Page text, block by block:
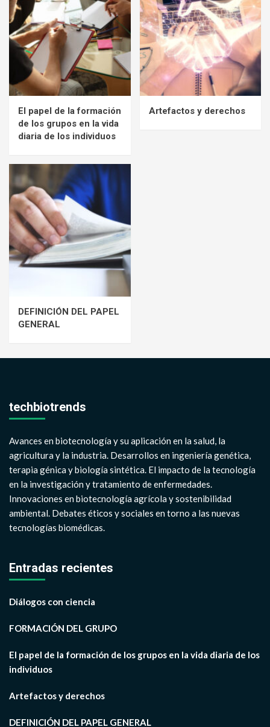
El papel de la formación
de los grupos en la vida
diaria de los individuos
Artefactos y derechos
DEFINICIÓN DEL PAPEL
GENERAL
techbiotrends
Avances en biotecnología y su aplicación en la salud, la
agricultura y la industria. Desarrollos en ingeniería genética,
terapia génica y biología sintética. El impacto de la tecnología
en la investigación y tratamiento de enfermedades.
Innovaciones en biotecnología agrícola y sostenibilidad
ambiental. Debates éticos y sociales en torno a las nuevas
tecnologías biomédicas.
Entradas recientes
Diálogos con ciencia
FORMACIÓN DEL GRUPO
El papel de la formación de los grupos en la vida diaria de los
individuos
Artefactos y derechos
DEFINICIÓN DEL PAPEL GENERAL